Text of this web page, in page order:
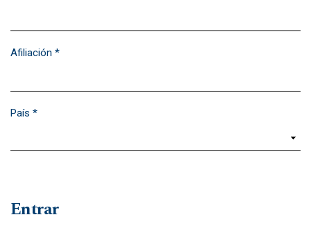
Afiliación *
País *
Entrar